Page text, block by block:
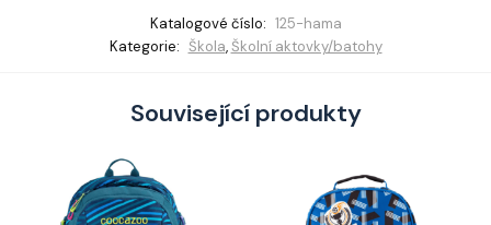
Katalogové číslo: 125-hama
Kategorie: Škola,Školní aktovky/batohy
Související produkty